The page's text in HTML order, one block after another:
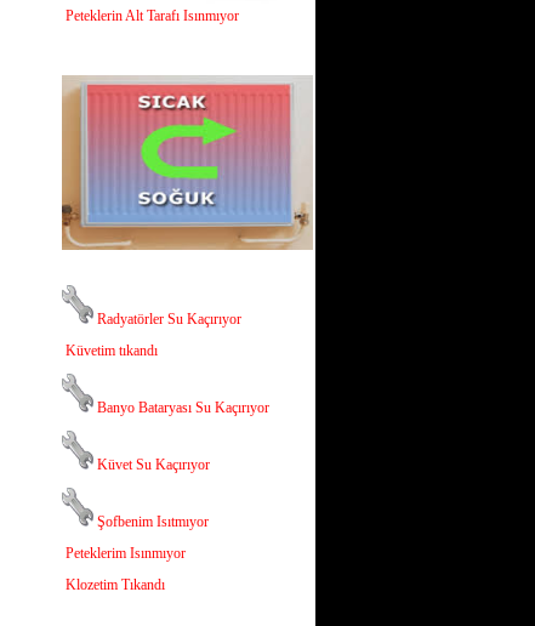
Peteklerin Alt Tarafı Isınmıyor
Radyatörler Su Kaçırıyor
Küvetim tıkandı
Banyo Bataryası Su Kaçırıyor
Küvet Su Kaçırıyor
Şofbenim Isıtmıyor
Peteklerim Isınmıyor
Klozetim Tıkandı